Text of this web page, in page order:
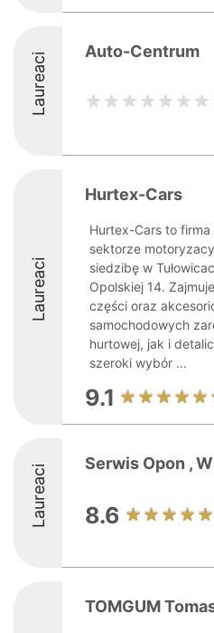
Laureaci Auto-Centrum
Laureaci
Hurtex-Cars
Hurtex-Cars to
sektorze
siedzibę w
Opolskiej 14.
części oraz
samochodowych
hurtowej, jak i
szeroki wybór ...
9.1
Laureaci Serwis Opon ,
8.6
TOMGUM